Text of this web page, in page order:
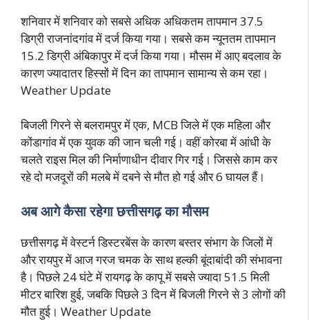
शनिवार में शनिवार को सबसे अधिक अधिकतम तापमान 37.5
डिग्री राजनांदगांव में दर्ज किया गया। सबसे कम न्यूनतम तापमान
15.2 डिग्री अंबिकापुर में दर्ज किया गया। मौसम में आए बदलाव के
कारण ज्यादातर हिस्सों में दिन का तापमान सामान्य से कम रहा।
Weather Update
बिजली गिरने से बलरामपुर में एक, MCB जिले में एक महिला और
कोंडागांव में एक युवक की जान चली गई। वहीं कोरबा में आंधी के
चलते राइस मिल की निर्माणाधीन दीवार गिर गई। जिससे काम कर
रहे दो मजदूरों की मलबे में दबने से मौत हो गई और 6 घायल हैं।
अब आगे कैसा रहेगा छत्तीसगढ़ का मौसम
छत्तीसगढ़ में वेस्टर्न डिस्टरबेंस के कारण बस्तर संभाग के जिलों में
और रायपुर में आज गरज चमक के साथ हल्की बूंदाबांदी की संभावना
है। पिछले 24 घंटे में रायगढ़ के कापू में सबसे ज्यादा 51.5 मिली
मीटर बारिश हुई, जबकि पिछले 3 दिन में बिजली गिरने से 3 लोगों की
मौत हुई। Weather Update